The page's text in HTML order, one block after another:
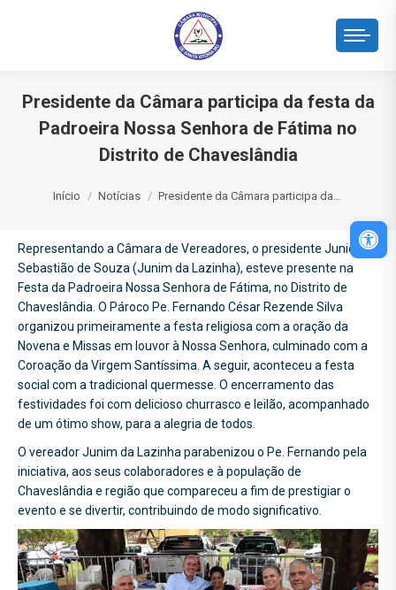
Presidente da Câmara participa da festa da
Padroeira Nossa Senhora de Fátima no
Distrito de Chaveslândia
Início Notícias Presidente da Câmara participa da…
Representando a Câmara de Vereadores, o presidente Junior
Sebastião de Souza (Junim da Lazinha), esteve presente na
Festa da Padroeira Nossa Senhora de Fátima, no Distrito de
Chaveslândia. O Pároco Pe. Fernando César Rezende Silva
organizou primeiramente a festa religiosa com a oração da
Novena e Missas em louvor à Nossa Senhora, culminado com a
Coroação da Virgem Santíssima. A seguir, aconteceu a festa
social com a tradicional quermesse. O encerramento das
festividades foi com delicioso churrasco e leilão, acompanhado
de um ótimo show, para a alegria de todos.
O vereador Junim da Lazinha parabenizou o Pe. Fernando pela
iniciativa, aos seus colaboradores e à população de
Chaveslândia e região que compareceu a fim de prestigiar o
evento e se divertir, contribuindo de modo significativo.